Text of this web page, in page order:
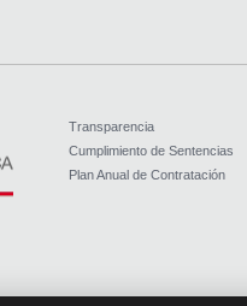
Transparencia
Cumplimiento de Sentencias
Plan Anual de Contratación